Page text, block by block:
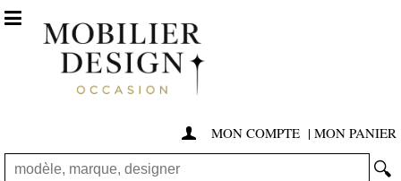
 MON COMPTE | MON PANIER
🔍
